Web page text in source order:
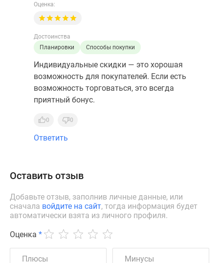
Оценка:
Достоинства
Планировки
Способы покупки
Индивидуальные скидки — это хорошая
возможность для покупателей. Если есть
возможность торговаться, это всегда
приятный бонус.
0 0
Ответить
Оставить отзыв
Добавьте отзыв, заполнив личные данные, или
сначала войдите на сайт, тогда информация будет
автоматически взята из личного профиля.
Оценка *